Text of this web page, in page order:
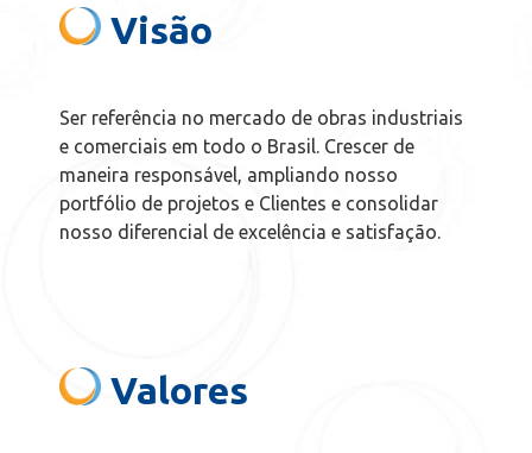
Visão
Ser referência no mercado de obras industriais
e comerciais em todo o Brasil. Crescer de
maneira responsável, ampliando nosso
portfólio de projetos e Clientes e consolidar
nosso diferencial de excelência e satisfação.
Valores